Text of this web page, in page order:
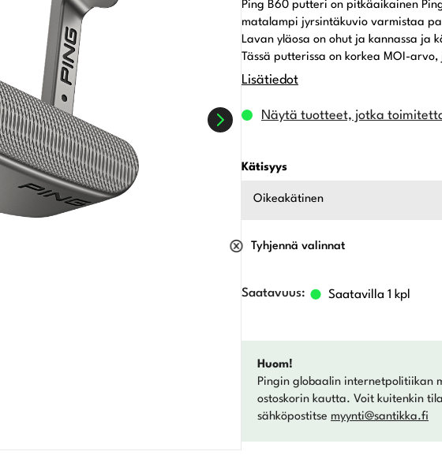
oli:
350,00 €.
on:
245,00 €.
Ping B60 putteri on pitkäaikainen
matalampi jyrsintäkuvio varmistaa
Lavan yläosa on ohut ja kannassa ja
Tässä putterissa on korkea MOI-
Lisätiedot
Näytä tuotteet, jotka
Kätisyys
Oikeakätinen
Tyhjennä valinnat
Saatavilla 1 kpl
Huom!
Pingin globaalin internetpolitiikan
ostoskorin kautta. Voit kuitenkin
sähköpostitse myynti@santikka.fi